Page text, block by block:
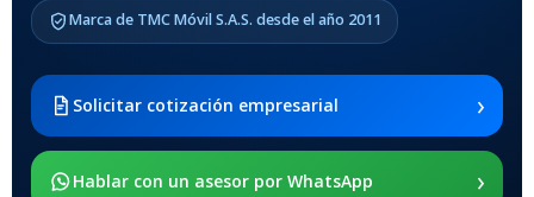
2021 SM-x200 / Samsung
Galaxy Tab A8 10.5 2021 SM-
x205
SOPORTE DE APOYO
Marca de TMC Móvil S.A.S. desde el año 2011
Solicitar cotización empresarial ›
Hablar con un asesor por WhatsApp ›